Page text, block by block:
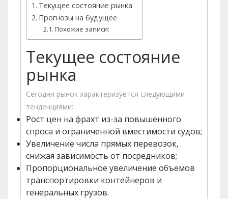
Текущее состояние рынка
Прогнозы на будущее
Похожие записи:
Текущее состояние
рынка
Сегодня рынок характеризуется следующими
тенденциями:
Рост цен на фрахт из-за повышенного
спроса и ограниченной вместимости судов;
Увеличение числа прямых перевозок,
снижая зависимость от посредников;
Пропорциональное увеличение объемов
транспортировки контейнеров и
генеральных грузов.